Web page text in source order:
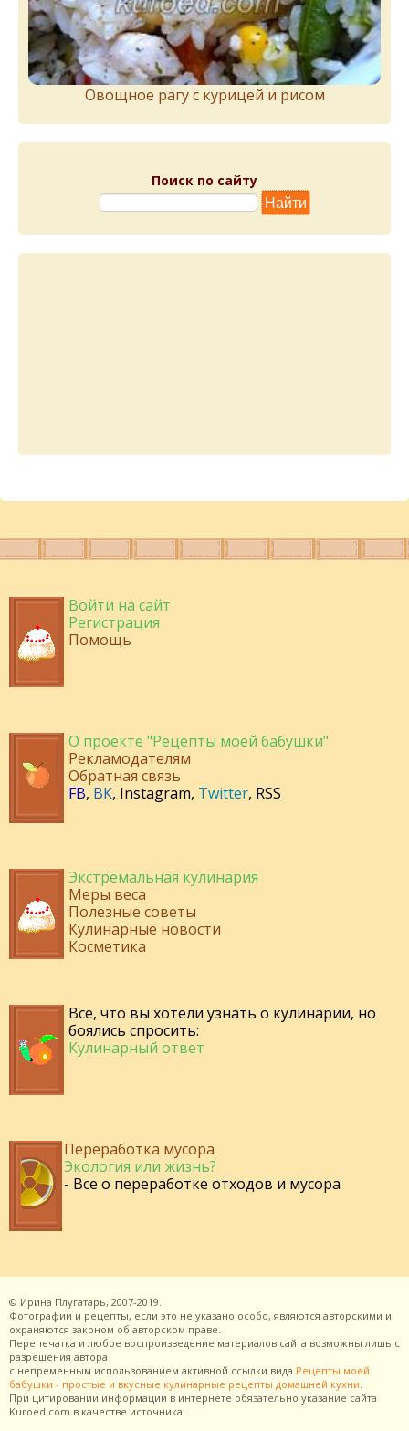
Овощное рагу с курицей и рисом
Поиск по сайту
Войти на сайт
Регистрация
Помощь
О проекте "Рецепты моей бабушки"
Рекламодателям
Обратная связь
FB, ВК, Instagram, Twitter, RSS
Экстремальная кулинария
Меры веса
Полезные советы
Кулинарные новости
Косметика
Все, что вы хотели узнать о кулинарии, но
боялись спросить:
Кулинарный ответ
Переработка мусора
Экология или жизнь?
- Все о переработке отходов и мусора
© Ирина Плугатарь, 2007-2019.
Фотографии и рецепты, если это не указано особо, являются авторскими и
охраняются законом об авторском праве.
Перепечатка и любое воспроизведение материалов сайта возможны лишь с
разрешения автора
с непременным использованием активной ссылки вида Рецепты моей
бабушки - простые и вкусные кулинарные рецепты домашней кухни.
При цитировании информации в интернете обязательно указание сайта
Kuroed.com в качестве источника.